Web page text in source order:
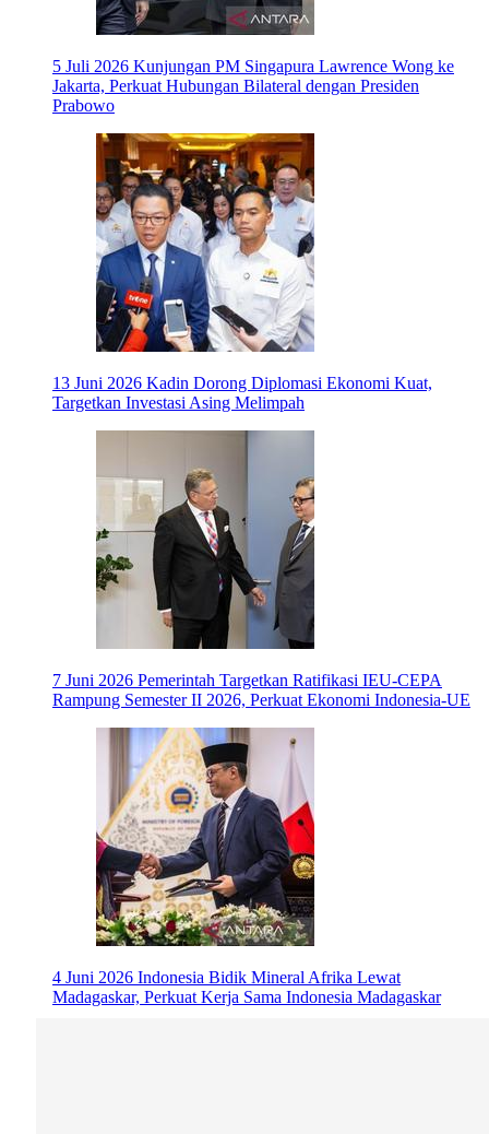
5 Juli 2026 Kunjungan PM Singapura Lawrence Wong ke
Jakarta, Perkuat Hubungan Bilateral dengan Presiden
Prabowo
13 Juni 2026 Kadin Dorong Diplomasi Ekonomi Kuat,
Targetkan Investasi Asing Melimpah
7 Juni 2026 Pemerintah Targetkan Ratifikasi IEU-CEPA
Rampung Semester II 2026, Perkuat Ekonomi Indonesia-UE
4 Juni 2026 Indonesia Bidik Mineral Afrika Lewat
Madagaskar, Perkuat Kerja Sama Indonesia Madagaskar